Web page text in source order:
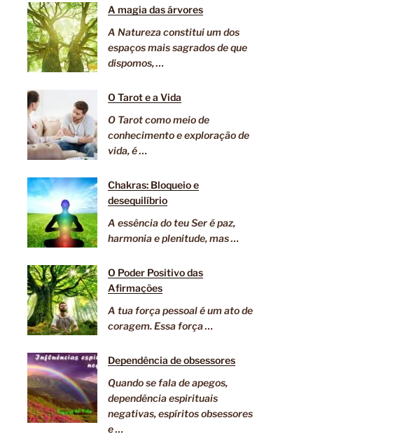
A magia das árvores
A Natureza constitui um dos
espaços mais sagrados de que
dispomos, …
O Tarot e a Vida
O Tarot como meio de
conhecimento e exploração de
vida, é …
Chakras: Bloqueio e
desequilíbrio
A essência do teu Ser é paz,
harmonia e plenitude, mas …
O Poder Positivo das
Afirmações
A tua força pessoal é um ato de
coragem. Essa força …
Dependência de obsessores
Quando se fala de apegos,
dependência espirituais
negativas, espíritos obsessores
e …